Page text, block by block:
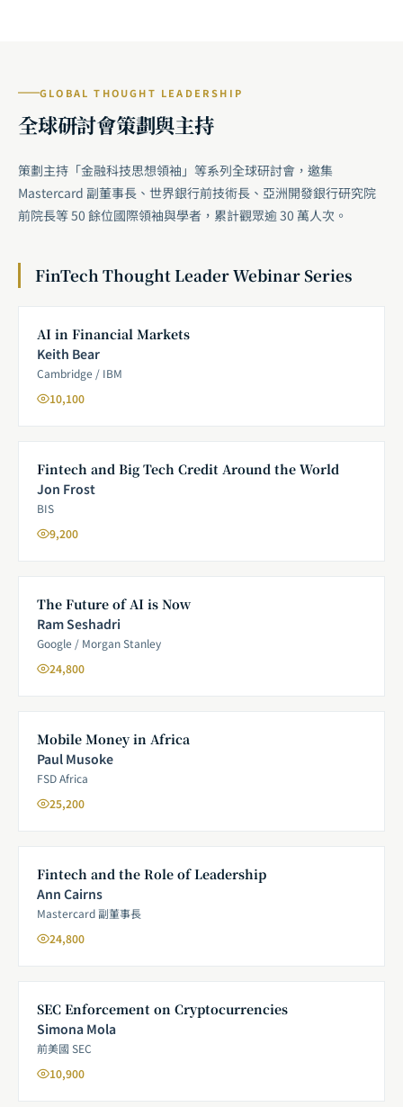
GLOBAL THOUGHT LEADERSHIP
全球研討會策劃與主持
策劃主持「金融科技思想領袖」等系列全球研討會，邀集
Mastercard 副董事長、世界銀行前技術長、亞洲開發銀行研究院
前院長等 50 餘位國際領袖與學者，累計觀眾逾 30 萬人次。
FinTech Thought Leader Webinar Series
AI in Financial Markets
Keith Bear
Cambridge / IBM
10,100
Fintech and Big Tech Credit Around the World
Jon Frost
BIS
9,200
The Future of AI is Now
Ram Seshadri
Google / Morgan Stanley
24,800
Mobile Money in Africa
Paul Musoke
FSD Africa
25,200
Fintech and the Role of Leadership
Ann Cairns
Mastercard 副董事長
24,800
SEC Enforcement on Cryptocurrencies
Simona Mola
前美國 SEC
10,900